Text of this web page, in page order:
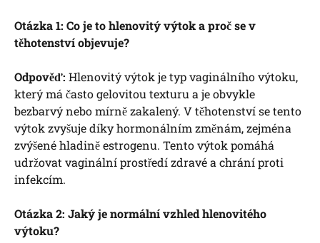
Otázka 1: Co je to hlenovitý výtok a proč se v
těhotenství objevuje?
Odpověď: Hlenovitý výtok je typ vaginálního výtoku,
který má často gelovitou texturu a je obvykle
bezbarvý nebo mírně zakalený. V těhotenství se tento
výtok zvyšuje díky hormonálním změnám, zejména
zvýšené hladině estrogenu. Tento výtok pomáhá
udržovat vaginální prostředí zdravé a chrání proti
infekcím.
Otázka 2: Jaký je normální vzhled hlenovitého
výtoku?